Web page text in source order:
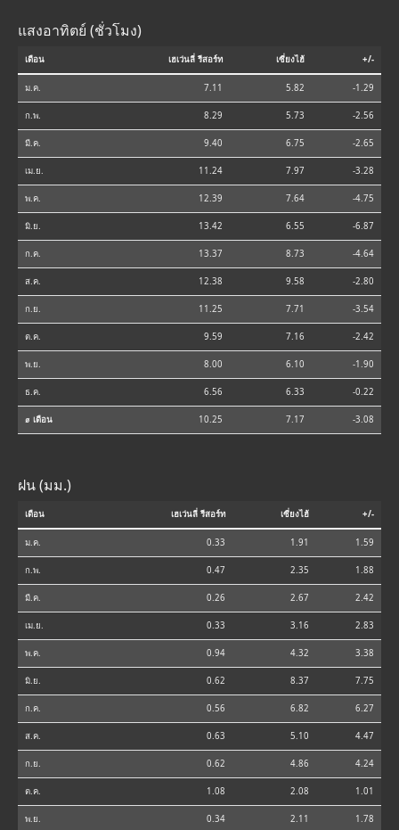
แสงอาทิตย์ (ชั่วโมง)
เดือน เฮเว่นลี่ รีสอร์ท เซี่ยงไฮ้ +/-
ม.ค. 7.11 5.82 -1.29
ก.พ. 8.29 5.73 -2.56
มี.ค. 9.40 6.75 -2.65
เม.ย. 11.24 7.97 -3.28
พ.ค. 12.39 7.64 -4.75
มิ.ย. 13.42 6.55 -6.87
ก.ค. 13.37 8.73 -4.64
ส.ค. 12.38 9.58 -2.80
ก.ย. 11.25 7.71 -3.54
ต.ค. 9.59 7.16 -2.42
พ.ย. 8.00 6.10 -1.90
ธ.ค. 6.56 6.33 -0.22
⌀ เดือน 10.25 7.17 -3.08
ฝน (มม.)
เดือน เฮเว่นลี่ รีสอร์ท เซี่ยงไฮ้ +/-
ม.ค. 0.33 1.91 1.59
ก.พ. 0.47 2.35 1.88
มี.ค. 0.26 2.67 2.42
เม.ย. 0.33 3.16 2.83
พ.ค. 0.94 4.32 3.38
มิ.ย. 0.62 8.37 7.75
ก.ค. 0.56 6.82 6.27
ส.ค. 0.63 5.10 4.47
ก.ย. 0.62 4.86 4.24
ต.ค. 1.08 2.08 1.01
พ.ย. 0.34 2.11 1.78